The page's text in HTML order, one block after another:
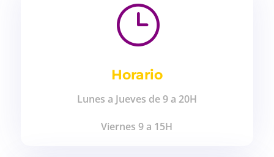
}
Horario
Lunes a Jueves de 9 a 20H
Viernes 9 a 15H